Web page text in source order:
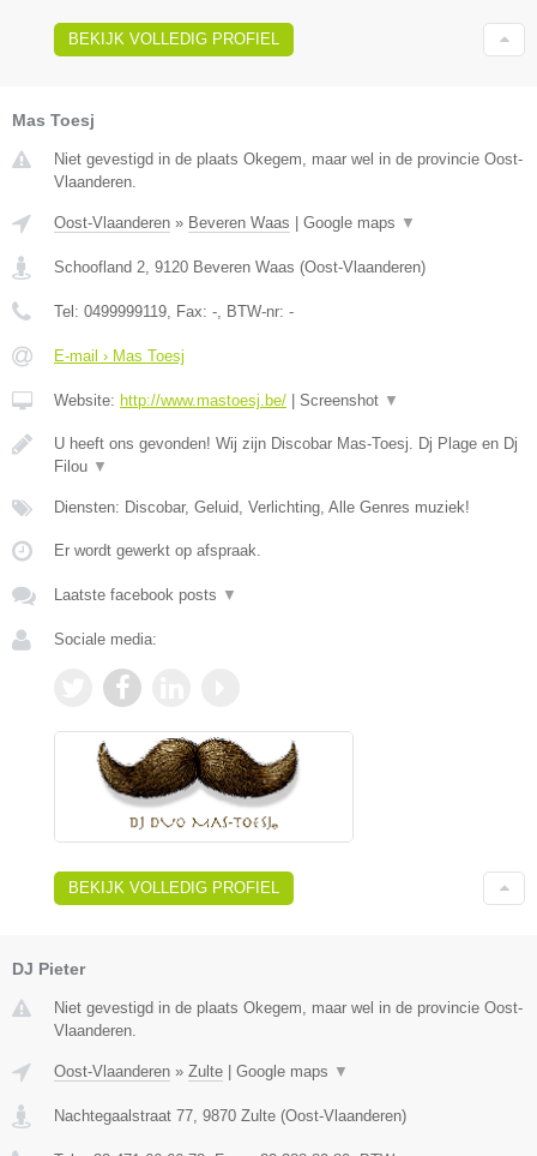
BEKIJK VOLLEDIG PROFIEL
Mas Toesj
Niet gevestigd in de plaats Okegem, maar wel in de provincie Oost-
Vlaanderen.
Oost-Vlaanderen » Beveren Waas | Google maps ▼
Schoofland 2 9120 Beveren Waas (Oost-Vlaanderen)
Tel: 0499999119 , Fax: - , BTW-nr: -
E-mail › Mas Toesj
Website: http://www.mastoesj.be/ | Screenshot ▼
U heeft ons gevonden! Wij zijn Discobar Mas-Toesj. Dj Plage en Dj
Filou ▼
Diensten: Discobar, Geluid, Verlichting, Alle Genres muziek!
Er wordt gewerkt op afspraak.
Laatste facebook posts ▼
Sociale media:
BEKIJK VOLLEDIG PROFIEL
DJ Pieter
Niet gevestigd in de plaats Okegem, maar wel in de provincie Oost-
Vlaanderen.
Oost-Vlaanderen » Zulte Google maps ▼
Nachtegaalstraat 77 9870 Zulte (Oost-Vlaanderen)